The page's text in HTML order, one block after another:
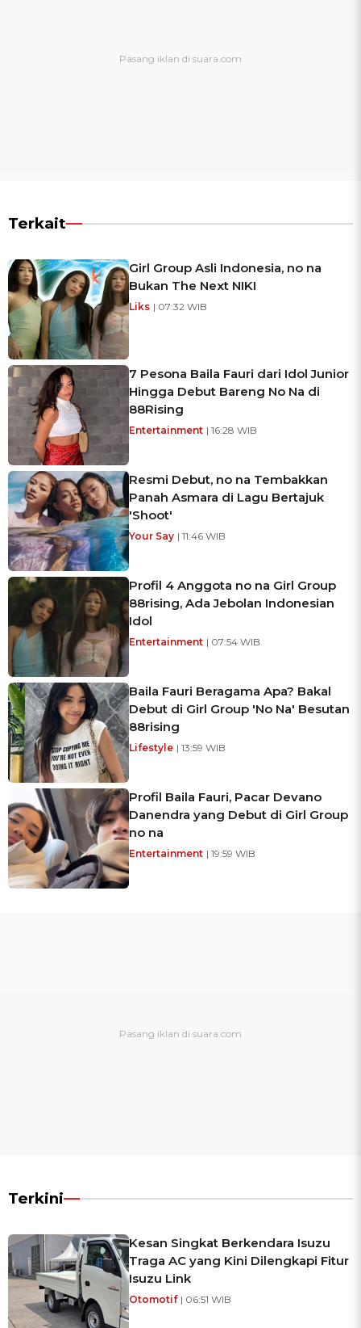
Terkait
Girl Group Asli Indonesia, no na
Bukan The Next NIKI
Liks | 07:32 WIB
7 Pesona Baila Fauri dari Idol Junior
Hingga Debut Bareng No Na di
88Rising
Entertainment | 16:28 WIB
Resmi Debut, no na Tembakkan
Panah Asmara di Lagu Bertajuk
'Shoot'
Your Say | 11:46 WIB
Profil 4 Anggota no na Girl Group
88rising, Ada Jebolan Indonesian
Idol
Entertainment | 07:54 WIB
Baila Fauri Beragama Apa? Bakal
Debut di Girl Group 'No Na' Besutan
88rising
Lifestyle | 13:59 WIB
Profil Baila Fauri, Pacar Devano
Danendra yang Debut di Girl Group
no na
Entertainment | 19:59 WIB
Terkini
Kesan Singkat Berkendara Isuzu
Traga AC yang Kini Dilengkapi Fitur
Isuzu Link
Otomotif | 06:51 WIB